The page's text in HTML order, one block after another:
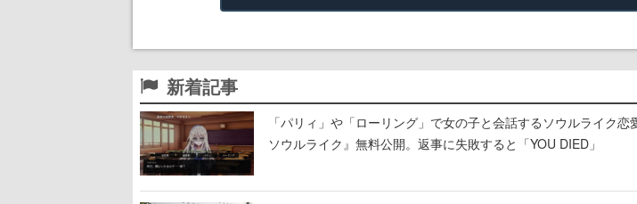
新着記事
「パリィ」や「ローリング」で女の子と会話するソウルライク
ソウルライク』無料公開。返事に失敗すると「YOU DIED」